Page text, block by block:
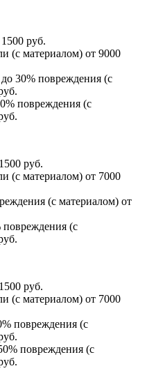
руб.
(с материалом) от 9000
30% повреждения (с
повреждения (с
руб.
(с материалом) от 7000
(с материалом) от
(с
руб.
(с материалом) от 7000
повреждения (с
повреждения (с